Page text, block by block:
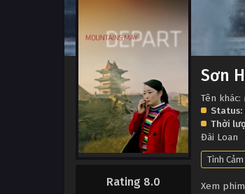
Rating 8.0
Sơn
Tên
Status:
Thời
Đài Loan
Tình Cảm
Xem